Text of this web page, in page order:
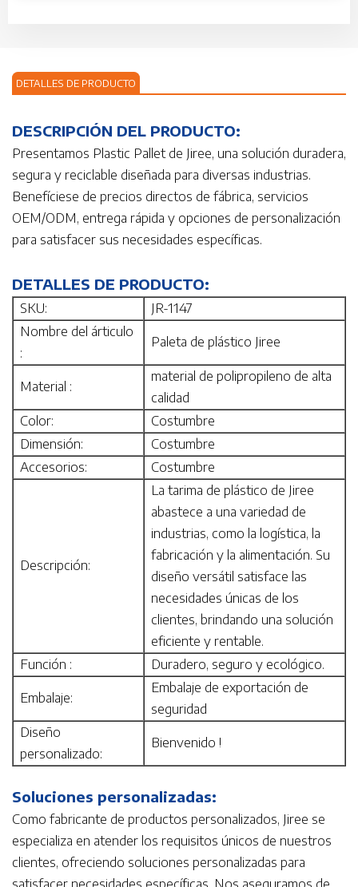
DETALLES DE PRODUCTO
DESCRIPCIÓN DEL PRODUCTO:
Presentamos Plastic Pallet de Jiree, una solución duradera,
segura y reciclable diseñada para diversas industrias.
Benefíciese de precios directos de fábrica, servicios
OEM/ODM, entrega rápida y opciones de personalización
para satisfacer sus necesidades específicas.
DETALLES DE PRODUCTO:
SKU:
JR-1147
Nombre del árticulo
:
Paleta de plástico Jiree
Material :
material de polipropileno de alta
calidad
Color:
Costumbre
Dimensión:
Costumbre
Accesorios:
Costumbre
Descripción:
La tarima de plástico de Jiree
abastece a una variedad de
industrias, como la logística, la
fabricación y la alimentación. Su
diseño versátil satisface las
necesidades únicas de los
clientes, brindando una solución
eficiente y rentable.
Función :
Duradero, seguro y ecológico.
Embalaje:
Embalaje de exportación de
seguridad
Diseño
personalizado:
Bienvenido !
Soluciones personalizadas:
Como fabricante de productos personalizados, Jiree se
especializa en atender los requisitos únicos de nuestros
clientes, ofreciendo soluciones personalizadas para